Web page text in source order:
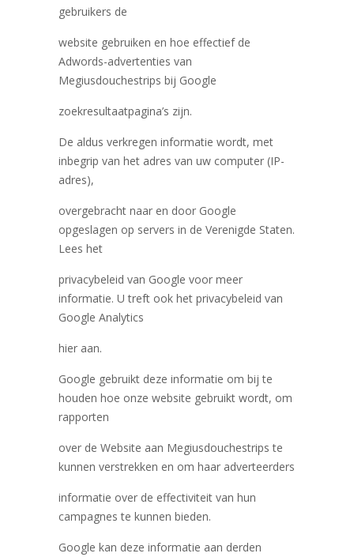
gebruikers de
website gebruiken en hoe effectief de
Adwords-advertenties van
Megiusdouchestrips bij Google
zoekresultaatpagina’s zijn.
De aldus verkregen informatie wordt, met
inbegrip van het adres van uw computer (IP-
adres),
overgebracht naar en door Google
opgeslagen op servers in de Verenigde Staten.
Lees het
privacybeleid van Google voor meer
informatie. U treft ook het privacybeleid van
Google Analytics
hier aan.
Google gebruikt deze informatie om bij te
houden hoe onze website gebruikt wordt, om
rapporten
over de Website aan Megiusdouchestrips te
kunnen verstrekken en om haar adverteerders
informatie over de effectiviteit van hun
campagnes te kunnen bieden.
Google kan deze informatie aan derden